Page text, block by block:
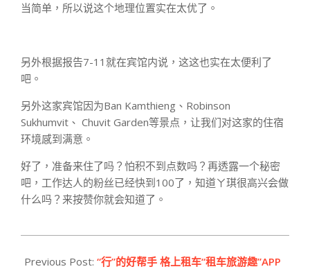
当简单，所以说这个地理位置实在太优了。
另外根据报告7-11就在宾馆内说，这这也实在太便利了
吧。
另外这家宾馆因为Ban Kamthieng、Robinson
Sukhumvit、 Chuvit Garden等景点，让我们对这家的住宿
环境感到满意。
好了，准备来住了吗？怕积不到点数吗？再透露一个秘密
吧，工作达人的粉丝已经快到100了，知道ㄚ琪很高兴会做
什么吗？来按赞你就会知道了。
12-
Previous Post: “行”的好帮手 格上租车“租车旅游趣”APP